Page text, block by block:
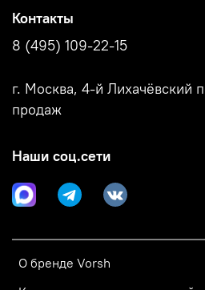
О бренде Vorsh
Контакты
8 (495) 109-22-15
г. Москва, 4-й Лихачёвский
продаж
Наши соц.сети